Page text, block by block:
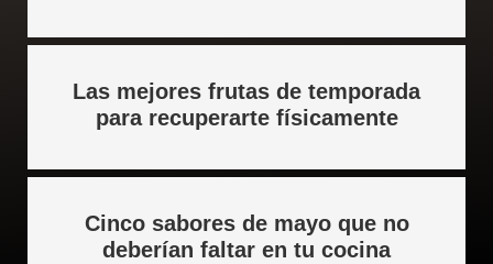
Las mejores frutas de temporada
para recuperarte físicamente
Cinco sabores de mayo que no
deberían faltar en tu cocina